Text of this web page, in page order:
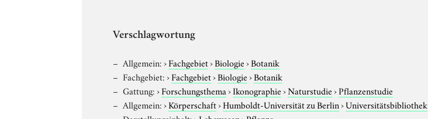
Verschlagwortung
Allgemein:›Fachgebiet›Biologie›Botanik
Fachgebiet:›Fachgebiet›Biologie›Botanik
Gattung:›Forschungsthema›Ikonographie›Naturstudie›Pflanzenstudie
Allgemein:›Körperschaft›Humboldt-Universität zu Berlin›Universitätsbibliothek